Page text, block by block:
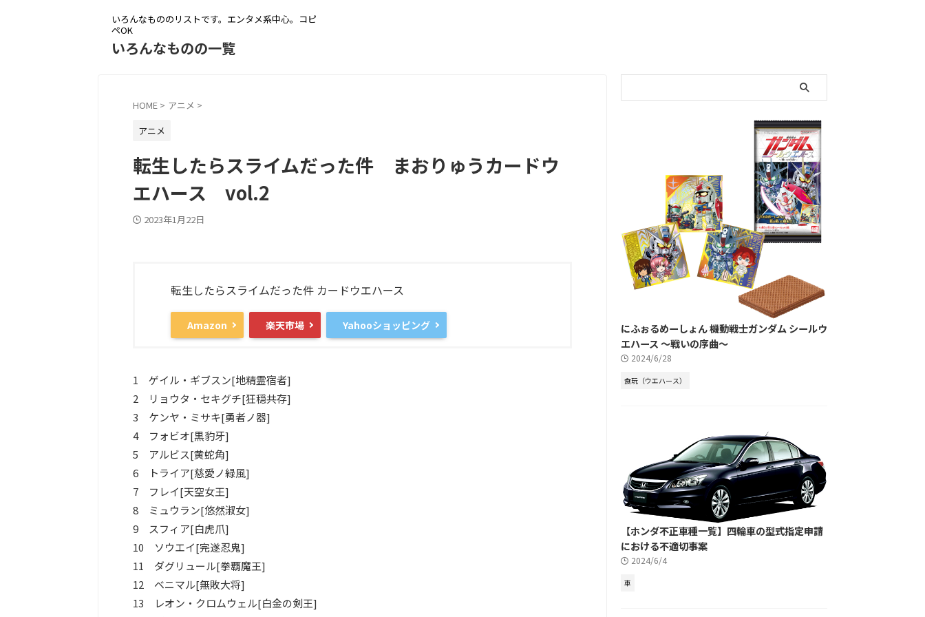
いろんなもののリストです。エンタメ系中心。コピ
ペOK
いろんなものの一覧
HOME > アニメ >
アニメ
転生したらスライムだった件 まおりゅうカードウ
エハース vol.2
2023年1月22日
転生したらスライムだった件 カードウエハース
Amazon 楽天市場 Yahooショッピング
1 ゲイル・ギブスン[地精霊宿者]
2 リョウタ・セキグチ[狂穏共存]
3 ケンヤ・ミサキ[勇者ノ器]
4 フォビオ[黒豹牙]
5 アルビス[黄蛇角]
6 トライア[慈愛ノ緑風]
7 フレイ[天空女王]
8 ミュウラン[悠然淑女]
9 スフィア[白虎爪]
10 ソウエイ[完遂忍鬼]
11 ダグリュール[拳覇魔王]
12 ベニマル[無敗大将]
13 レオン・クロムウェル[白金の剣王]
にふぉるめーしょん 機動戦士ガンダム シールウ
エハース ～戦いの序曲～
2024/6/28
食玩（ウエハース）
【ホンダ不正車種一覧】四輪車の型式指定申請
における不適切事案
2024/6/4
車